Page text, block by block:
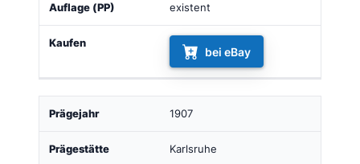
existent
bei eBay
1907
Karlsruhe